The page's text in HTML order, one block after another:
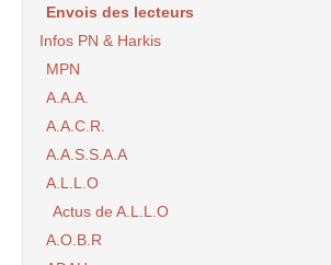
Envois des lecteurs
Infos PN & Harkis
MPN
A.A.A.
A.A.C.R.
A.A.S.S.A.A
A.L.L.O
Actus de A.L.L.O
A.O.B.R